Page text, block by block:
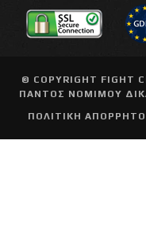
© COPYRIGHT FIGHT
ΠΑΝΤΟΣ ΝΟΜΙΜΟΥ
ΠΟΛΙΤΙΚΗ